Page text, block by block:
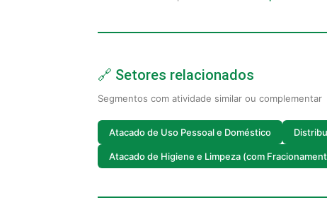
🔗 Setores relacionados
Segmentos com atividade similar ou complementar
Atacado de Uso Pessoal e Doméstico
Atacado de Higiene e Limpeza (com